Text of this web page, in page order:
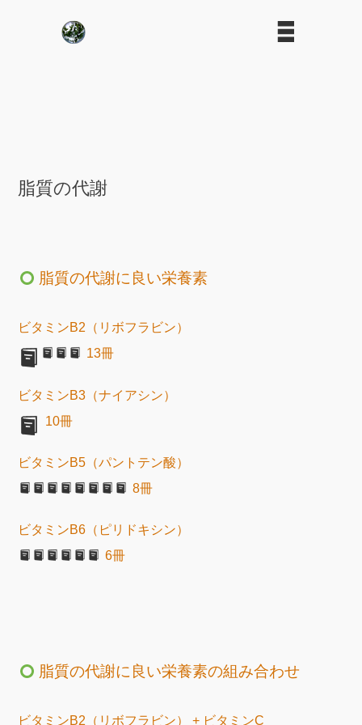
脂質の代謝
脂質の代謝に良い栄養素
ビタミンB2（リボフラビン）
13冊
ビタミンB3（ナイアシン）
10冊
ビタミンB5（パントテン酸）
8冊
ビタミンB6（ピリドキシン）
6冊
脂質の代謝に良い栄養素の組み合わせ
ビタミンB2（リボフラビン） + ビタミンC